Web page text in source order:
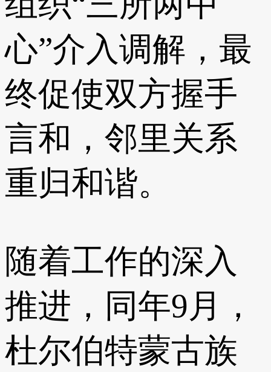
心”介入调解，最
终促使双方握手
言和，邻里关系
重归和谐。
随着工作的深入
推进，同年9月，
杜尔伯特蒙古族